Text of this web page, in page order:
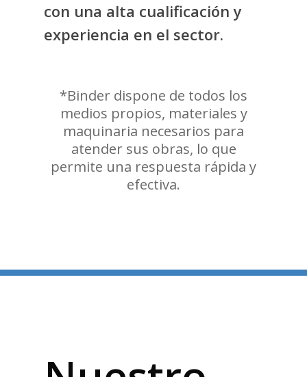
con una alta cualificación y
experiencia en el sector.
*Binder dispone de todos los
medios propios, materiales y
maquinaria necesarios para
atender sus obras, lo que
permite una respuesta rápida y
efectiva.